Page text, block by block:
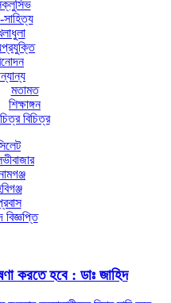
সাহিত্য
মতামত
শিক্ষাঙ্গন
চিত্র বিচিত্র
বিজ্ঞপ্তি
করতে হবে : ডাঃ জাহিদ